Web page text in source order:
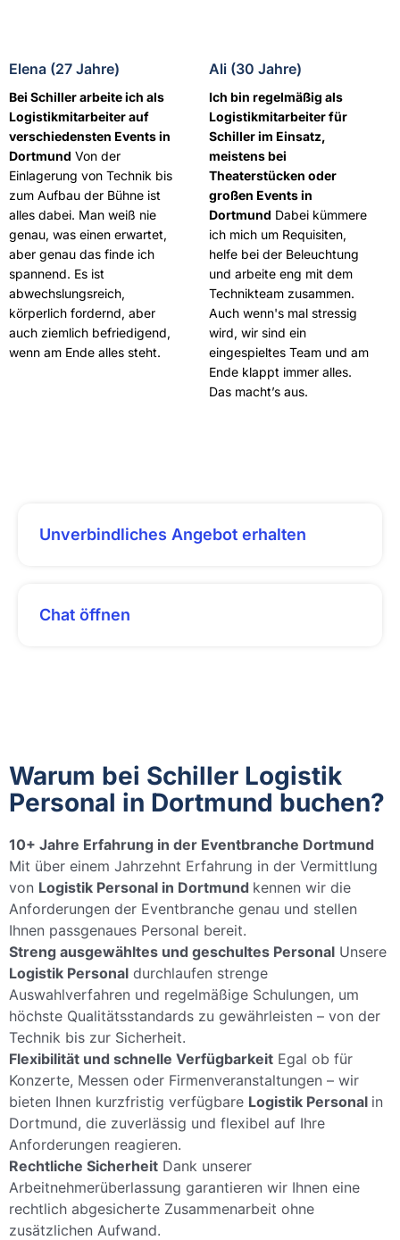
Elena (27 Jahre)
Bei Schiller arbeite ich als
Logistikmitarbeiter auf
verschiedensten Events in
Dortmund Von der
Einlagerung von Technik bis
zum Aufbau der Bühne ist
alles dabei. Man weiß nie
genau, was einen erwartet,
aber genau das finde ich
spannend. Es ist
abwechslungsreich,
körperlich fordernd, aber
auch ziemlich befriedigend,
wenn am Ende alles steht.
Ali (30 Jahre)
Ich bin regelmäßig als
Logistikmitarbeiter für
Schiller im Einsatz,
meistens bei
Theaterstücken oder
großen Events in
Dortmund Dabei kümmere
ich mich um Requisiten,
helfe bei der Beleuchtung
und arbeite eng mit dem
Technikteam zusammen.
Auch wenn's mal stressig
wird, wir sind ein
eingespieltes Team und am
Ende klappt immer alles.
Das macht’s aus.
Unverbindliches Angebot erhalten
Chat öffnen
Warum bei Schiller Logistik
Personal in Dortmund buchen?
10+ Jahre Erfahrung in der Eventbranche Dortmund
Mit über einem Jahrzehnt Erfahrung in der Vermittlung
von Logistik Personal in Dortmund kennen wir die
Anforderungen der Eventbranche genau und stellen
Ihnen passgenaues Personal bereit.
Streng ausgewähltes und geschultes Personal Unsere
Logistik Personal durchlaufen strenge
Auswahlverfahren und regelmäßige Schulungen, um
höchste Qualitätsstandards zu gewährleisten – von der
Technik bis zur Sicherheit.
Flexibilität und schnelle Verfügbarkeit Egal ob für
Konzerte, Messen oder Firmenveranstaltungen – wir
bieten Ihnen kurzfristig verfügbare Logistik Personal in
Dortmund, die zuverlässig und flexibel auf Ihre
Anforderungen reagieren.
Rechtliche Sicherheit Dank unserer
Arbeitnehmerüberlassung garantieren wir Ihnen eine
rechtlich abgesicherte Zusammenarbeit ohne
zusätzlichen Aufwand.